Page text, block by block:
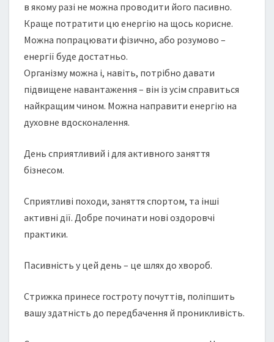
в якому разі не можна проводити його пасивно.
Краще потратити цю енергію на щось корисне.
Можна попрацювати фізично, або розумово –
енергії буде достатньо.
Організму можна і, навіть, потрібно давати
підвищене навантаження – він із усім справиться
найкращим чином. Можна направити енергію на
духовне вдосконалення.
День сприятливий і для активного заняття
бізнесом.
Сприятливі походи, заняття спортом, та інші
активні дії. Добре починати нові оздоровчі
практики.
Пасивність у цей день – це шлях до хвороб.
Cтрижка принесе гостроту почуттів, поліпшить
вашу здатність до передбачення й проникливість.